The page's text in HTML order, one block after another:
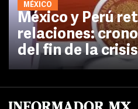
MÉXICO
México y Perú
relaciones:
del fin de la